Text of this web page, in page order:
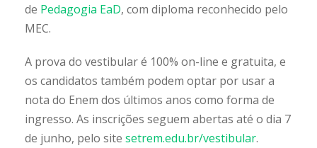
de Pedagogia EaD, com diploma reconhecido pelo
MEC.
A prova do vestibular é 100% on-line e gratuita, e
os candidatos também podem optar por usar a
nota do Enem dos últimos anos como forma de
ingresso. As inscrições seguem abertas até o dia 7
de junho, pelo site setrem.edu.br/vestibular.